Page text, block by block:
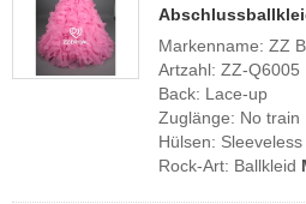
Markenname: ZZ
Artzahl: ZZ-Q6005
Back: Lace-up
Zuglänge: No train
Hülsen: Sleeveless
Rock-Art: Ballkleid